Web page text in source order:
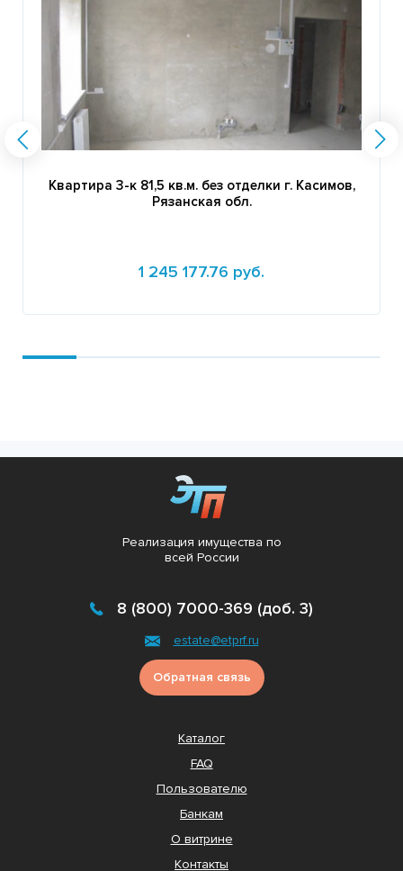
Квартира 3-к 81,5 кв.м. без отделки г. Касимов,
Рязанская обл.
1 245 177.76 руб.
Реализация имущества по
всей России
8 (800) 7000-369 (доб. 3)
estate@etprf.ru
Обратная связь
Каталог
FAQ
Пользователю
Банкам
О витрине
Контакты